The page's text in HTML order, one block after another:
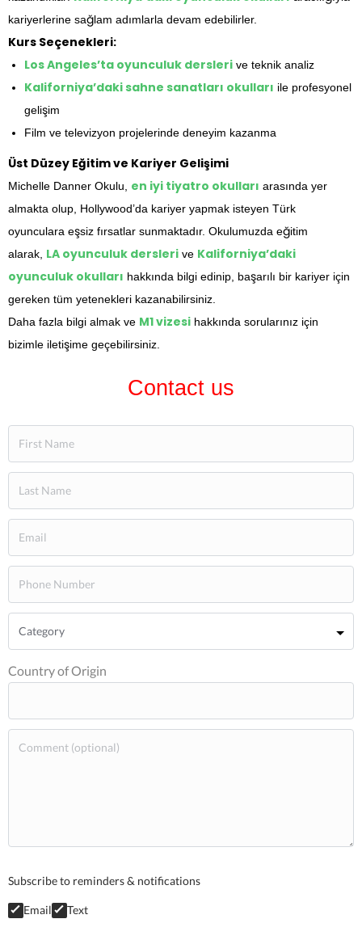
kariyerlerine sağlam adımlarla devam edebilirler.
Kurs Seçenekleri:
Los Angeles’ta oyunculuk dersleri ve teknik analiz
Kaliforniya’daki sahne sanatları okulları ile profesyonel
gelişim
Film ve televizyon projelerinde deneyim kazanma
Üst Düzey Eğitim ve Kariyer Gelişimi
Michelle Danner Okulu, en iyi tiyatro okulları arasında yer
almakta olup, Hollywood’da kariyer yapmak isteyen Türk
oyunculara eşsiz fırsatlar sunmaktadır. Okulumuzda eğitim
alarak, LA oyunculuk dersleri ve Kaliforniya’daki
oyunculuk okulları hakkında bilgi edinip, başarılı bir kariyer için
gereken tüm yetenekleri kazanabilirsiniz.
Daha fazla bilgi almak ve M1 vizesi hakkında sorularınız için
bizimle iletişime geçebilirsiniz.
Contact us
Country of Origin
Subscribe to reminders & notifications
Email Text